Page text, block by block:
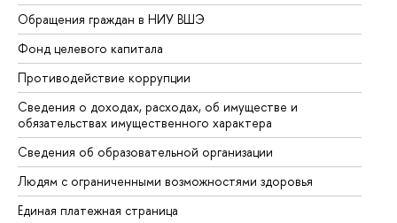
Обращения граждан в НИУ ВШЭ
Фонд целевого капитала
Противодействие коррупции
Сведения о доходах, расходах, об имуществе и
обязательствах имущественного характера
Сведения об образовательной организации
Людям с ограниченными возможностями здоровья
Единая платежная страница